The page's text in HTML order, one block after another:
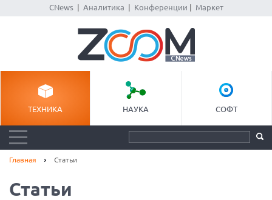
CNews| Аналитика Конференции Маркет
ТЕХНИКА НАУКА СОФТ
Главная Статьи
Статьи